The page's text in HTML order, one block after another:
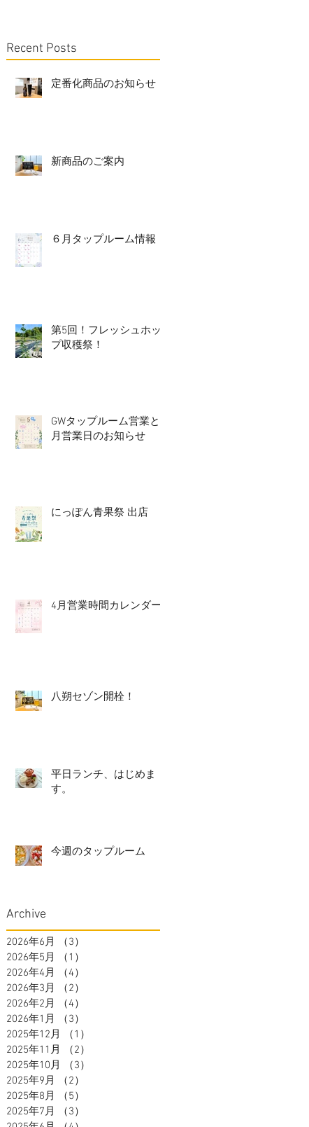
Recent Posts
定番化商品のお知らせ
新商品のご案内
６月タップルーム情報
第5回！フレッシュホッ
プ収穫祭！
GWタップルーム営業と5
月営業日のお知らせ
にっぽん青果祭 出店
4月営業時間カレンダー
八朔セゾン開栓！
平日ランチ、はじめま
す。
今週のタップルーム
Archive
2026年6月 （3）
2026年5月
（1）
2026年4月
（4）
2026年3月
（2）
2026年2月
（4）
2026年1月
（3）
2025年12月
（1）
2025年11月
（2）
2025年10月
（3）
2025年9月
（2）
2025年8月
（5）
2025年7月
（3）